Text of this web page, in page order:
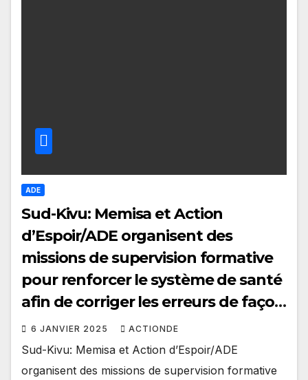
ADE
Sud-Kivu: Memisa et Action
d’Espoir/ADE organisent des
missions de supervision formative
pour renforcer le système de santé
afin de corriger les erreurs de façon
constructive
6 JANVIER 2025 ACTIONDE
Sud-Kivu: Memisa et Action d’Espoir/ADE
organisent des missions de supervision formative